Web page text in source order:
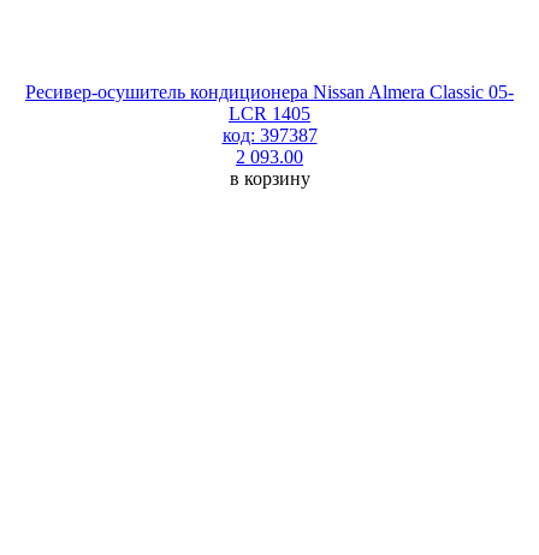
Ресивер-осушитель кондиционера Nissan Almera Classic 05-
LCR 1405
код: 397387
2 093.00
в корзину